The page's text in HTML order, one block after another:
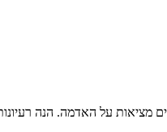
מציאות על האדמה. הנה